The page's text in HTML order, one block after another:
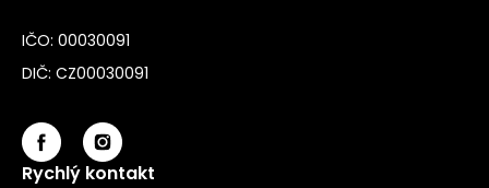
IČO: 00030091
DIČ: CZ00030091
Rychlý kontakt